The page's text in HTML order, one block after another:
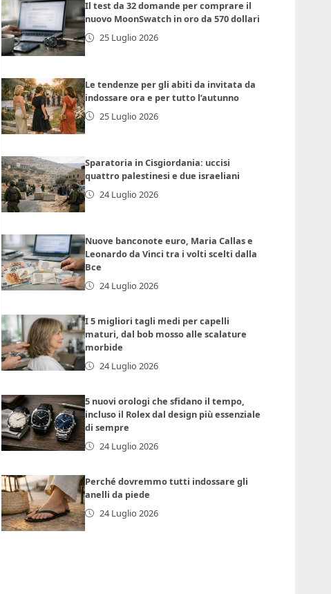
Il test da 32 domande per comprare il
nuovo MoonSwatch in oro da 570 dollari
25 Luglio 2026
Le tendenze per gli abiti da invitata da
indossare ora e per tutto l’autunno
25 Luglio 2026
Sparatoria in Cisgiordania: uccisi
quattro palestinesi e due israeliani
24 Luglio 2026
Nuove banconote euro, Maria Callas e
Leonardo da Vinci tra i volti scelti dalla
Bce
24 Luglio 2026
I 5 migliori tagli medi per capelli
maturi, dal bob mosso alle scalature
morbide
24 Luglio 2026
5 nuovi orologi che sfidano il tempo,
incluso il Rolex dal design più essenziale
di sempre
24 Luglio 2026
Perché dovremmo tutti indossare gli
anelli da piede
24 Luglio 2026